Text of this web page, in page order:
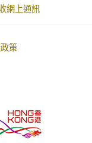
網上通訊
策